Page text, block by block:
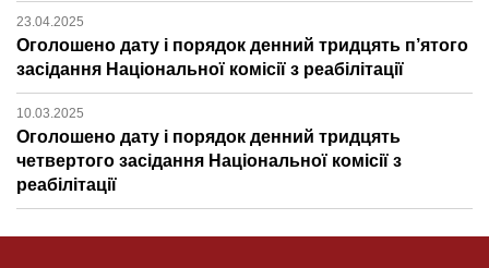
23.04.2025
Оголошено дату і порядок денний тридцять п’ятого
засідання Національної комісії з реабілітації
10.03.2025
Оголошено дату і порядок денний тридцять
четвертого засідання Національної комісії з
реабілітації